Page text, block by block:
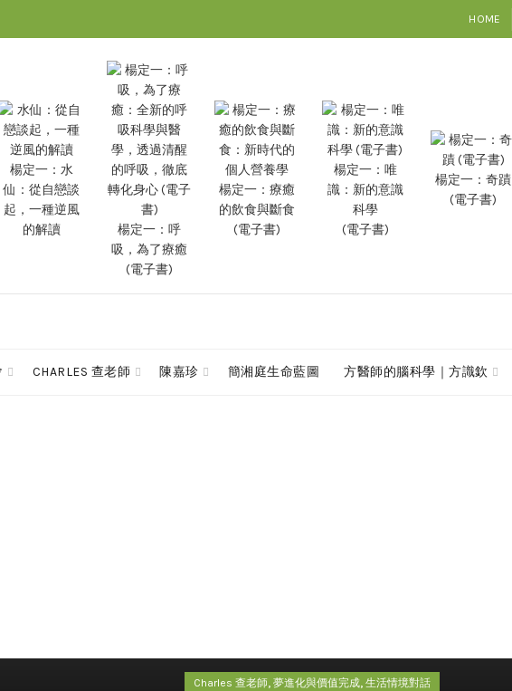
HOME
楊定一：水
仙：從自戀談
起，一種逆風
的解讀
楊定一：呼
吸，為了療癒
(電子書)
楊定一：療癒
的飲食與斷食
(電子書)
楊定一：唯
識：新的意識
科學
(電子書)
楊定一：奇蹟
(電子書)
CHARLES 查老師 陳嘉珍 簡湘庭生命藍圖 方醫師的腦科學｜方識欽
Charles 查老師, 夢進化與價值完成, 生活情境對話